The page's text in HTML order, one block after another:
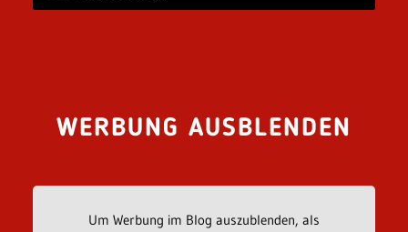
WERBUNG AUSBLENDEN
Um Werbung im Blog auszublenden, als